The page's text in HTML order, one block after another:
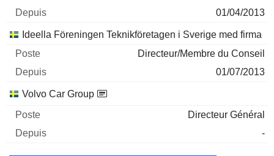
01/04/2013
Ideella Föreningen Teknikföretagen i Sverige med firma
Directeur/Membre du Conseil
01/07/2013
Volvo Car Group
Directeur Général
-